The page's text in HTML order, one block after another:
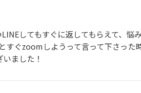
してもすぐに返してもらえて、
すぐzoomしようって言って下さっ
ました！